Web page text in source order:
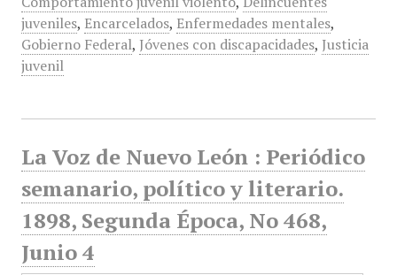
juveniles, Encarcelados, Enfermedades mentales,
Gobierno Federal, Jóvenes con discapacidades, Justicia
juvenil
La Voz de Nuevo León : Periódico
semanario, político y literario.
1898, Segunda Época, No 468,
Junio 4